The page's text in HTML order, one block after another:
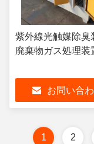
紫外線光触媒除臭
廃棄物ガス処理装
お問い合
1 2